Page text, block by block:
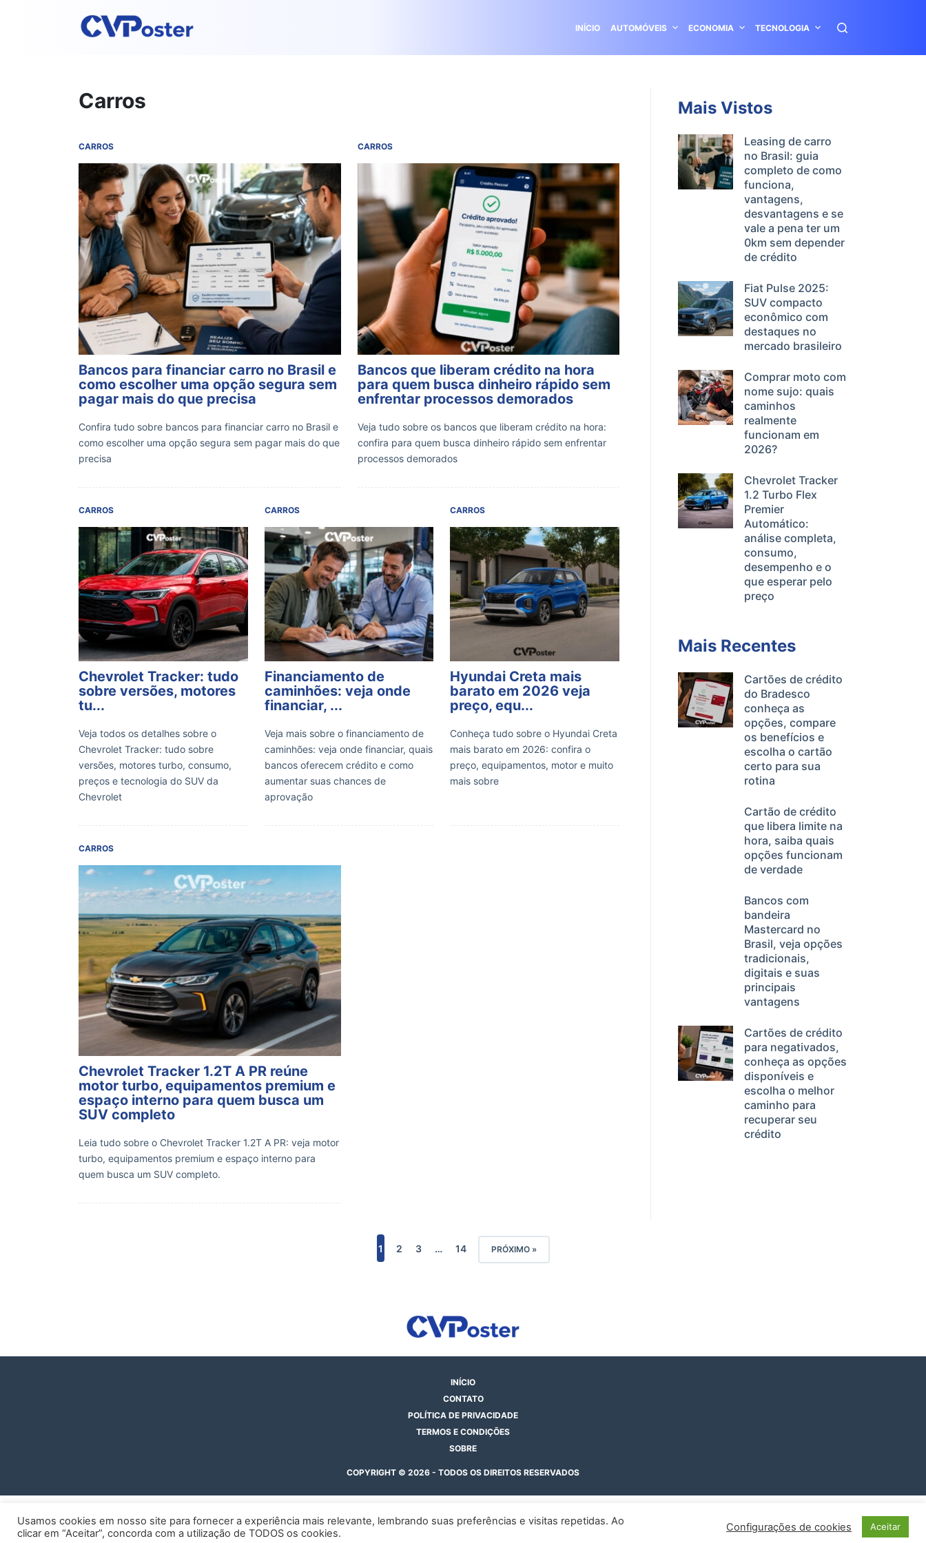
INÍCIO AUTOMÓVEIS ECONOMIA TECNOLOGIA
Carros
CARROS
Bancos para financiar carro no Brasil e
como escolher uma opção segura sem
pagar mais do que precisa
Confira tudo sobre bancos para financiar carro no Brasil e
como escolher uma opção segura sem pagar mais do que
precisa
CARROS
Bancos que liberam crédito na hora
para quem busca dinheiro rápido sem
enfrentar processos demorados
Veja tudo sobre os bancos que liberam crédito na hora:
confira para quem busca dinheiro rápido sem enfrentar
processos demorados
CARROS
Chevrolet Tracker: tudo
sobre versões, motores
tu...
Veja todos os detalhes sobre o
Chevrolet Tracker: tudo sobre
versões, motores turbo, consumo,
preços e tecnologia do SUV da
Chevrolet
CARROS
Financiamento de
caminhões: veja onde
financiar, ...
Veja mais sobre o financiamento de
caminhões: veja onde financiar, quais
bancos oferecem crédito e como
aumentar suas chances de
aprovação
CARROS
Hyundai Creta mais
barato em 2026 veja
preço, equ...
Conheça tudo sobre o Hyundai Creta
mais barato em 2026: confira o
preço, equipamentos, motor e muito
mais sobre
CARROS
Chevrolet Tracker 1.2T A PR reúne
motor turbo, equipamentos premium e
espaço interno para quem busca um
SUV completo
Leia tudo sobre o Chevrolet Tracker 1.2T A PR: veja motor
turbo, equipamentos premium e espaço interno para
quem busca um SUV completo.
Mais Vistos
Leasing de carro
no Brasil: guia
completo de como
funciona,
vantagens,
desvantagens e se
vale a pena ter um
0km sem depender
de crédito
Fiat Pulse 2025:
SUV compacto
econômico com
destaques no
mercado brasileiro
Comprar moto com
nome sujo: quais
caminhos
realmente
funcionam em
2026?
Chevrolet Tracker
1.2 Turbo Flex
Premier
Automático:
análise completa,
consumo,
desempenho e o
que esperar pelo
preço
Mais Recentes
Cartões de crédito
do Bradesco
conheça as
opções, compare
os benefícios e
escolha o cartão
certo para sua
rotina
Cartão de crédito
que libera limite na
hora, saiba quais
opções funcionam
de verdade
Bancos com
bandeira
Mastercard no
Brasil, veja opções
tradicionais,
digitais e suas
principais
vantagens
Cartões de crédito
para negativados,
conheça as opções
disponíveis e
escolha o melhor
caminho para
recuperar seu
crédito
1 2 3 … 14 PRÓXIMO »
INÍCIO
CONTATO
POLÍTICA DE PRIVACIDADE
TERMOS E CONDIÇÕES
SOBRE
COPYRIGHT © 2026 - TODOS OS DIREITOS RESERVADOS
Usamos cookies em nosso site para fornecer a experiência mais relevante, lembrando suas preferências e visitas repetidas. Ao
clicar em “Aceitar”, concorda com a utilização de TODOS os cookies.
Configurações de cookies Aceitar